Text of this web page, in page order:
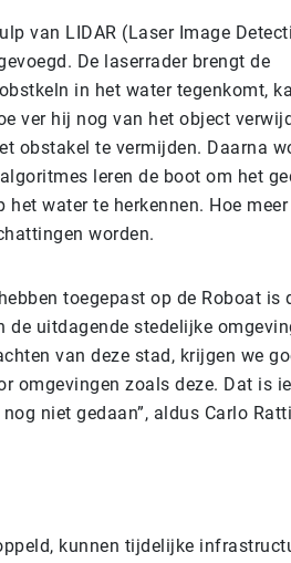
van LIDAR (Laser Image
De laserrader brengt de
in het water tegenkomt,
ver hij nog van het object
obstakel te vermijden. Daarna
leren de boot om het
water te herkennen. Hoe
worden.
toegepast op de Roboat is
uitdagende stedelijke
van deze stad, krijgen we
omgevingen zoals deze. Dat is
niet gedaan”, aldus Carlo
kunnen tijdelijke